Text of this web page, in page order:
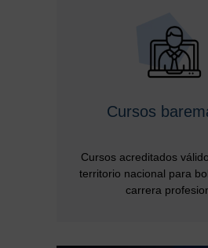
Cursos
Cursos acreditados
territorio nacional para
carrera